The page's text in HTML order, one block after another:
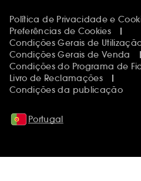
Política de Privacidade e
Preferências de Cookies
Condições Gerais de
Condições Gerais de Venda
Condições do Programa de
Livro de Reclamações
Condições da publicação
Portugal